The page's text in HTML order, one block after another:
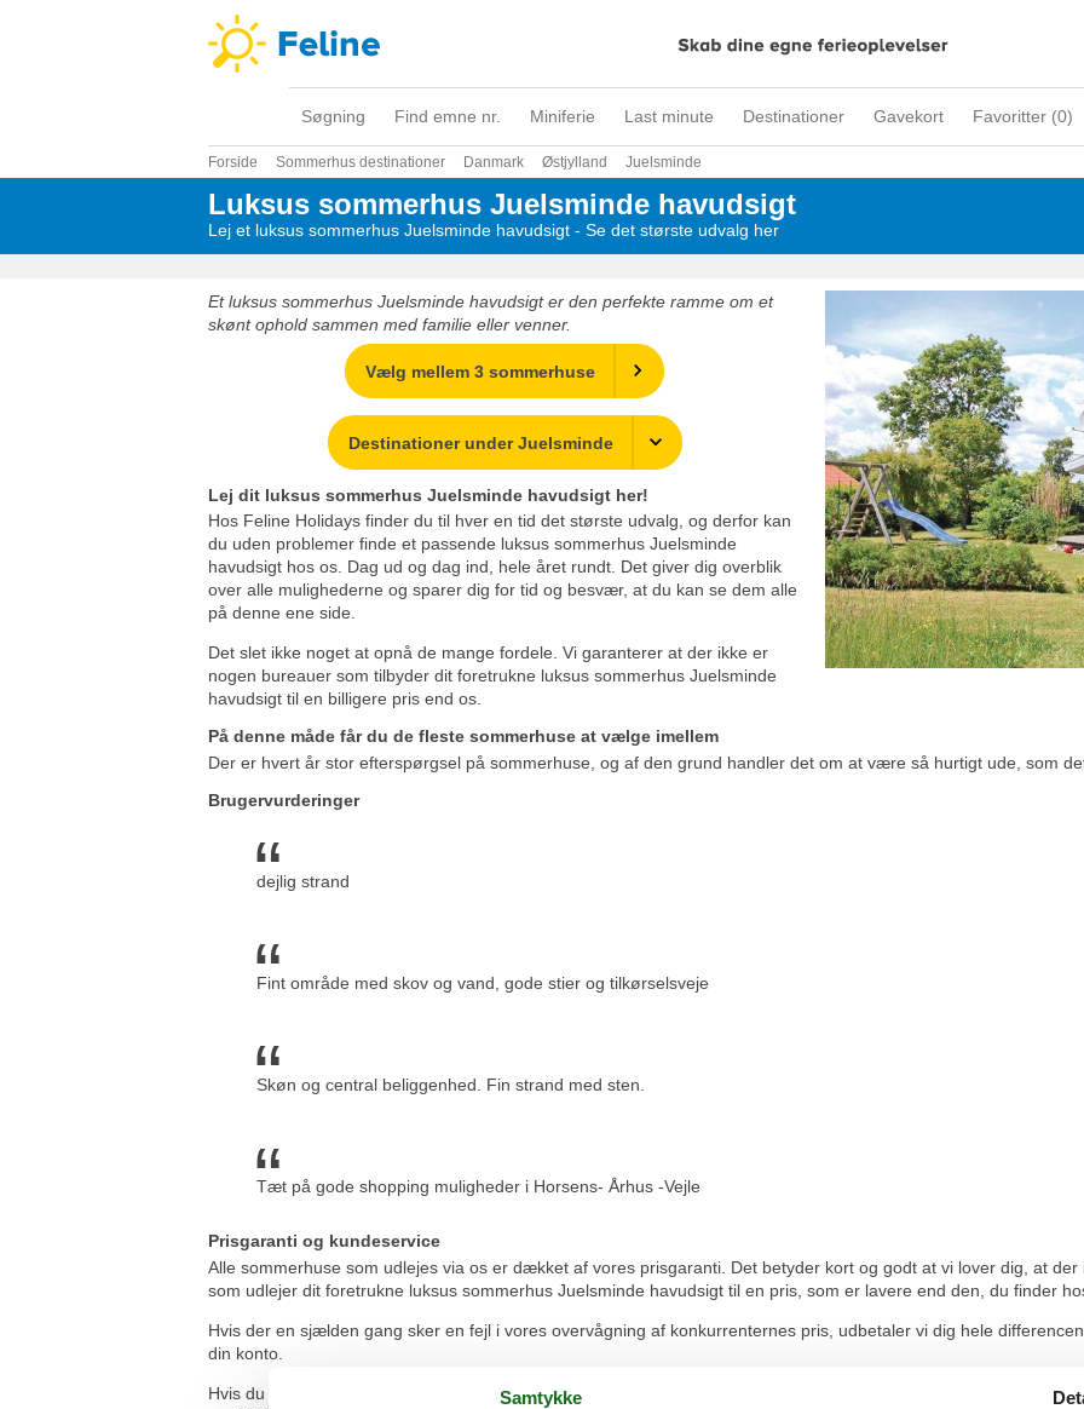
Søgning Find emne nr. Miniferie Last minute Destinationer Gavekort Favoritter (0)
Forside Sommerhus destinationer Danmark Østjylland Juelsminde
Luksus sommerhus Juelsminde havudsigt
Lej et luksus sommerhus Juelsminde havudsigt - Se det største udvalg her
Et luksus sommerhus Juelsminde havudsigt er den perfekte ramme om et
skønt ophold sammen med familie eller venner.
Vælg mellem 3 sommerhuse
Destinationer under Juelsminde
Lej dit luksus sommerhus Juelsminde havudsigt her!
Hos Feline Holidays finder du til hver en tid det største udvalg, og derfor kan
du uden problemer finde et passende luksus sommerhus Juelsminde
havudsigt hos os. Dag ud og dag ind, hele året rundt. Det giver dig overblik
over alle mulighederne og sparer dig for tid og besvær, at du kan se dem alle
på denne ene side.
Det slet ikke noget at opnå de mange fordele. Vi garanterer at der ikke er
nogen bureauer som tilbyder dit foretrukne luksus sommerhus Juelsminde
havudsigt til en billigere pris end os.
På denne måde får du de fleste sommerhuse at vælge imellem
Der er hvert år stor efterspørgsel på sommerhuse, og af den grund handler det om at være så hurtigt ude, som
Brugervurderinger
dejlig strand
Fint område med skov og vand, gode stier og tilkørselsveje
Skøn og central beliggenhed. Fin strand med sten.
Tæt på gode shopping muligheder i Horsens- Århus -Vejle
Prisgaranti og kundeservice
Alle sommerhuse som udlejes via os er dækket af vores prisgaranti. Det betyder kort og godt at vi lover dig, at
som udlejer dit foretrukne luksus sommerhus Juelsminde havudsigt til en pris, som er lavere end den, du finder
Hvis der en sjælden gang sker en fejl i vores overvågning af konkurrenternes pris, udbetaler vi dig hele
din konto.
Hvis du har spørgsmål eller specielle ønsker i forbindelse med din søgning efter et luksus sommerhus
Samtykke